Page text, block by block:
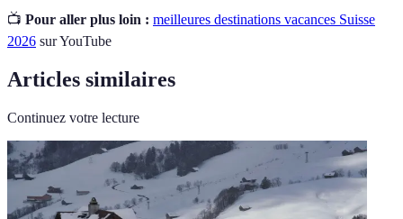
📺 Pour aller plus loin : meilleures destinations vacances Suisse
2026 sur YouTube
Articles similaires
Continuez votre lecture